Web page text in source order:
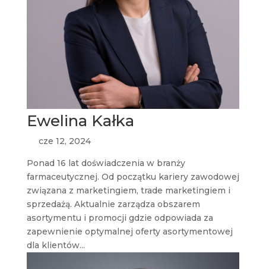
Ewelina Kałka
cze 12, 2024
Ponad 16 lat doświadczenia w branży
farmaceutycznej. Od początku kariery zawodowej
związana z marketingiem, trade marketingiem i
sprzedażą. Aktualnie zarządza obszarem
asortymentu i promocji gdzie odpowiada za
zapewnienie optymalnej oferty asortymentowej
dla klientów...